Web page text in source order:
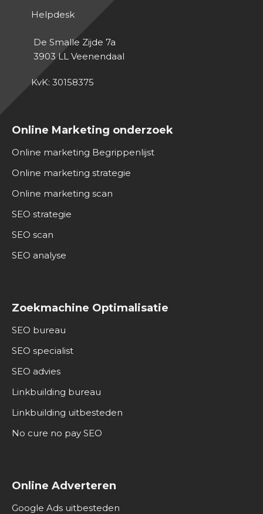
Online Marketing onderzoek
Online marketing Begrippenlijst
Online marketing strategie
Online marketing scan
SEO strategie
SEO scan
SEO analyse
Zoekmachine Optimalisatie
SEO bureau
SEO specialist
SEO advies
Linkbuilding bureau
Linkbuilding uitbesteden
No cure no pay SEO
Online Adverteren
Google Ads uitbesteden
Helpdesk
De Smalle Zijde 7a
3903 LL Veenendaal
KvK: 30158375